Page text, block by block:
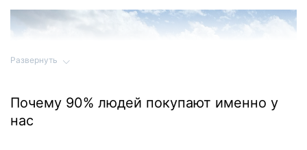
Развернуть
Почему 90% людей покупают именно у
нас